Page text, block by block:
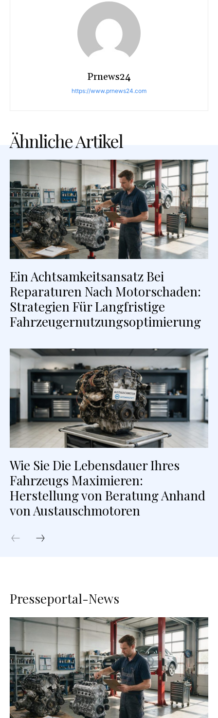
Prnews24
https://www.prnews24.com
Ähnliche Artikel
Ein Achtsamkeitsansatz Bei
Reparaturen Nach Motorschaden:
Strategien Für Langfristige
Fahrzeugernutzungsoptimierung
Wie Sie Die Lebensdauer Ihres
Fahrzeugs Maximieren:
Herstellung von Beratung Anhand
von Austauschmotoren
Presseportal-News